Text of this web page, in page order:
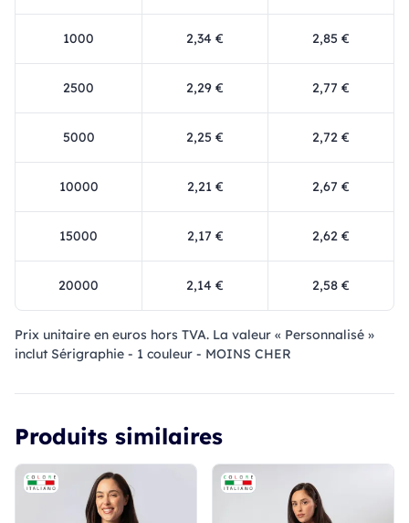
1000 2,34 € 2,85 €
2500 2,29 € 2,77 €
5000 2,25 € 2,72 €
10000 2,21 € 2,67 €
15000 2,17 € 2,62 €
20000 2,14 € 2,58 €
Prix ​​unitaire en euros hors TVA. La valeur « Personnalisé »
inclut Sérigraphie - 1 couleur - MOINS CHER
Produits similaires